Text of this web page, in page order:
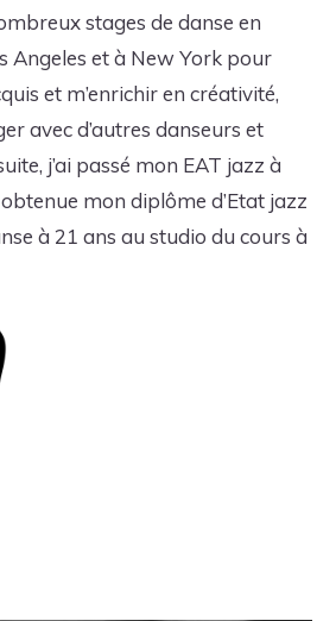
stages de danse en
Angeles et à New York pour
et m’enrichir en créativité,
avec d’autres danseurs et
j’ai passé mon EAT jazz à
obtenue mon diplôme d’Etat jazz
à 21 ans au studio du cours à